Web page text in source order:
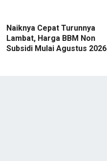
Naiknya Cepat Turunnya
Lambat, Harga BBM Non
Subsidi Mulai Agustus 2026